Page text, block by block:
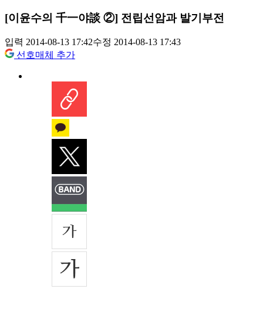
[이윤수의 千一야談 ②] 전립선암과 발기부전
입력 2014-08-13 17:42수정 2014-08-13 17:43
선호매체 추가